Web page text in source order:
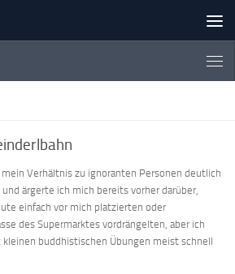
Verhältnis zu ignoranten Personen deutlich
ärgerte ich mich bereits vorher darüber,
einfach vor mich platzierten oder
des Supermarktes vordrängelten, aber ich
buddhistischen Übungen meist schnell